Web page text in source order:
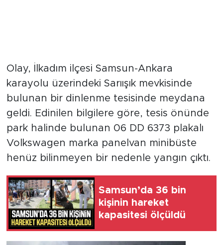
Olay, İlkadım ilçesi Samsun-Ankara
karayolu üzerindeki Sarıışık mevkisinde
bulunan bir dinlenme tesisinde meydana
geldi. Edinilen bilgilere göre, tesis önünde
park halinde bulunan 06 DD 6373 plakalı
Volkswagen marka panelvan minibüste
henüz bilinmeyen bir nedenle yangın çıktı.
Samsun’da 36 bin
kişinin hareket
kapasitesi ölçüldü